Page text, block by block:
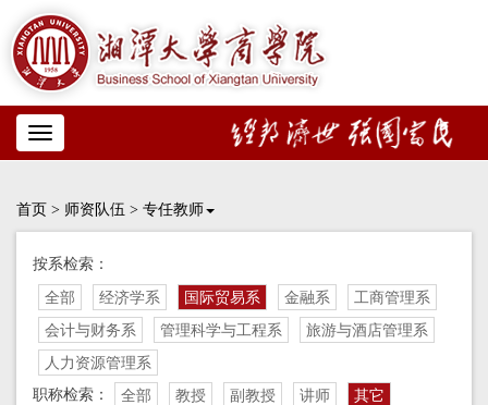
Toggle
navigation
首页 > 师资队伍 > 专任教师
按系检索：
全部 经济学系 国际贸易系 金融系
工商管理系
会计与财务系
管理科学与工程系
旅游与酒店管理系
人力资源管理系
职称检索：
全部 教授 副教授 讲师 其它